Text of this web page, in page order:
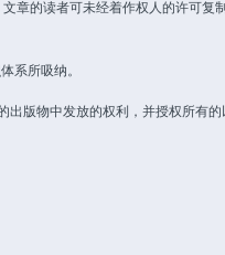
章的读者可未经着作权人的许可复
系所吸纳。
出版物中发放的权利，并授权所有